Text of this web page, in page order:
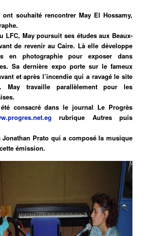
souhaité rencontrer May El Hossamy,
LFC, May poursuit ses études aux Beaux-
de revenir au Caire. Là elle développe
en photographie pour exposer dans
Sa dernière expo porte sur le fameux
et après l’incendie qui a ravagé le site
May travaille parallèlement pour les
consacré dans le journal Le Progrès
rubrique Autres puis
Jonathan Prato qui a composé la musique
émission.